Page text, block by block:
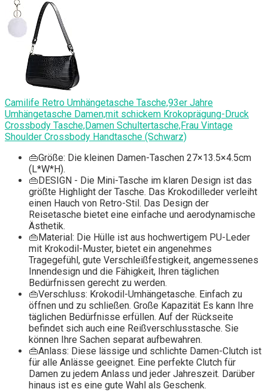
Camilife Retro Umhängetasche Tasche,93er Jahre
Umhängetasche Damen,mit schickem Krokoprägung-Druck
Crossbody Tasche,Damen Schultertasche,Frau Vintage
Shoulder Crossbody Handtasche (Schwarz)
👜Größe: Die kleinen Damen-Taschen 27×13.5×4.5cm
(L*W*H).
👜DESIGN - Die Mini-Tasche im klaren Design ist das
größte Highlight der Tasche. Das Krokodilleder verleiht
einen Hauch von Retro-Stil. Das Design der
Reisetasche bietet eine einfache und aerodynamische
Ästhetik.
👜Material: Die Hülle ist aus hochwertigem PU-Leder
mit Krokodil-Muster, bietet ein angenehmes
Tragegefühl, gute Verschleißfestigkeit, angemessenes
Innendesign und die Fähigkeit, Ihren täglichen
Bedürfnissen gerecht zu werden.
👜Verschluss: Krokodil-Umhängetasche. Einfach zu
öffnen und zu schließen. Große Kapazität Es kann Ihre
täglichen Bedürfnisse erfüllen. Auf der Rückseite
befindet sich auch eine Reißverschlusstasche. Sie
können Ihre Sachen separat aufbewahren.
👜Anlass: Diese lässige und schlichte Damen-Clutch ist
für alle Anlässe geeignet. Eine perfekte Clutch für
Damen zu jedem Anlass und jeder Jahreszeit. Darüber
hinaus ist es eine gute Wahl als Geschenk.